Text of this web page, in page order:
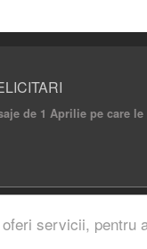
servicii,
de 1 Aprilie pe care